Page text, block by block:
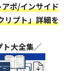
ポ/インサイド
リプト」詳細を
ト大全集／